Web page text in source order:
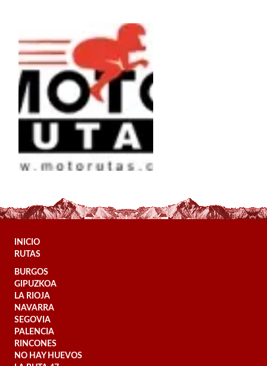
INICIO
RUTAS
BURGOS
GIPUZKOA
LA RIOJA
NAVARRA
SEGOVIA
PALENCIA
RINCONES
NO HAY HUEVOS